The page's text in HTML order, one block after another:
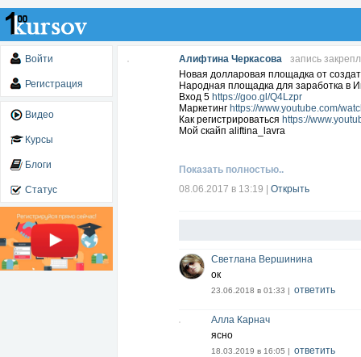
Войти
Регистрация
Видео
Курсы
Блоги
Статус
Алифтина Черкасова
запись
Новая долларовая площадка от
Народная площадка для заработка в
Вход 5 https://goo.gl/Q4Lzpr
Маркетинг https://www.youtube.com/
Как регистрироваться https://
Мой скайп aliftina_lavra
Показать полностью..
08.06.2017 в 13:19
Открыть
Светлана Вершинина
ок
23.06.2018 в 01:33 | ответить
Алла Карнач
ясно
18.03.2019 в 16:05 | ответить